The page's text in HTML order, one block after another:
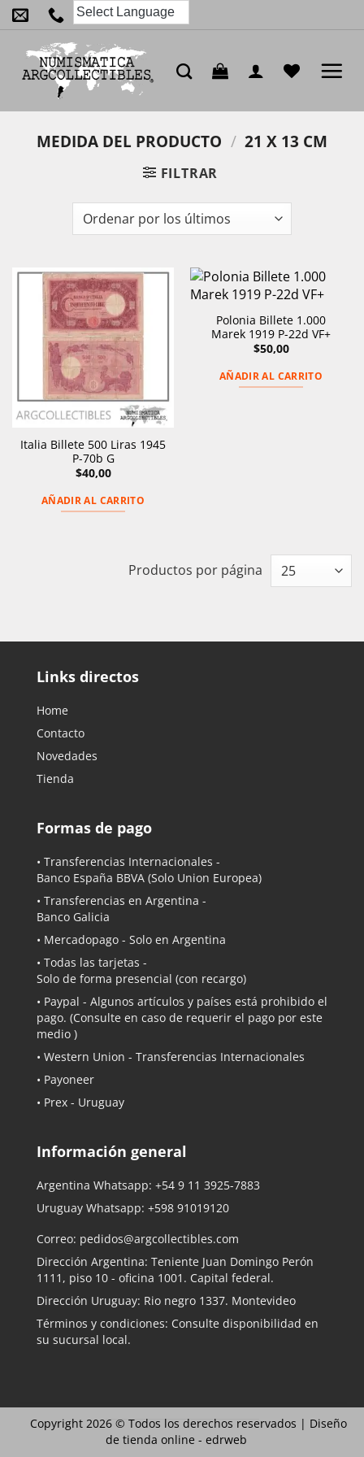
Saltar
al
contenido
MEDIDA DEL PRODUCTO / 21 X 13 CM
FILTRAR
Italia Billete 500 Liras 1945
P-70b G
$40,00
AÑADIR AL CARRITO
Polonia Billete 1.000
Marek 1919 P-22d VF+
$50,00
AÑADIR AL CARRITO
Productos por página
Links directos
Home
Contacto
Novedades
Tienda
Formas de pago
• Transferencias Internacionales -
Banco España BBVA (Solo Union Europea)
• Transferencias en Argentina -
Banco Galicia
• Mercadopago - Solo en Argentina
• Todas las tarjetas -
Solo de forma presencial (con recargo)
• Paypal - Algunos artículos y países está prohibido el
pago. (Consulte en caso de requerir el pago por este
medio )
• Western Union - Transferencias Internacionales
• Payoneer
• Prex - Uruguay
Información general
Argentina Whatsapp: +54 9 11 3925-7883
Uruguay Whatsapp: +598 91019120
Correo: pedidos@argcollectibles.com
Dirección Argentina: Teniente Juan Domingo Perón
1111, piso 10 - oficina 1001. Capital federal.
Dirección Uruguay: Rio negro 1337. Montevideo
Términos y condiciones: Consulte disponibilidad en
su sucursal local.
Copyright 2026 © Todos los derechos reservados | Diseño
de tienda online - edrweb